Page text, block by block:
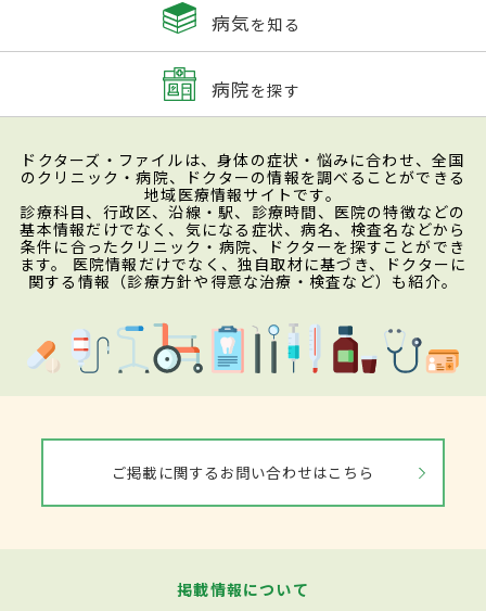
病気を知る
病院を探す
ドクターズ・ファイルは、身体の症状・悩みに合わせ、全国
のクリニック・病院、ドクターの情報を調べることができる
地域医療情報サイトです。
診療科目、行政区、沿線・駅、診療時間、医院の特徴などの
基本情報だけでなく、気になる症状、病名、検査名などから
条件に合ったクリニック・病院、ドクターを探すことができ
ます。 医院情報だけでなく、独自取材に基づき、ドクターに
関する情報（診療方針や得意な治療・検査など）も紹介。
ご掲載に関するお問い合わせはこちら
掲載情報について